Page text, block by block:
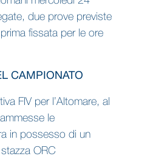
due prove previste
fissata per le ore
CAMPIONATO
FIV per l’Altomare, al
le
in possesso di un
ORC